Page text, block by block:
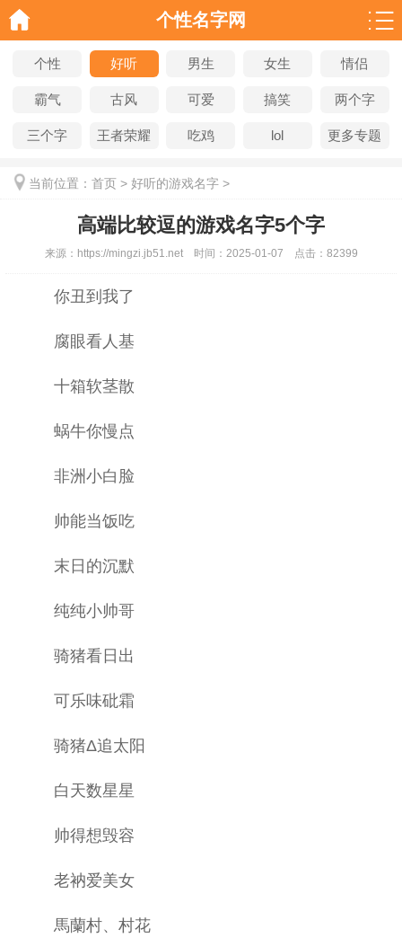
个性名字网
个性 好听 男生 女生 情侣
霸气 古风 可爱 搞笑 两个字
三个字 王者荣耀 吃鸡 lol 更多专题
当前位置： 首页 > 好听的游戏名字 >
高端比较逗的游戏名字5个字
来源： https://mingzi.jb51.net 时间： 2025-01-07 点击： 82399
你丑到我了
腐眼看人基
十箱软茎散
蜗牛你慢点
非洲小白脸
帅能当饭吃
末日的沉默
纯纯小帅哥
骑猪看日出
可乐味砒霜
骑猪Δ追太阳
白天数星星
帅得想毁容
老衲爱美女
馬蘭村、村花